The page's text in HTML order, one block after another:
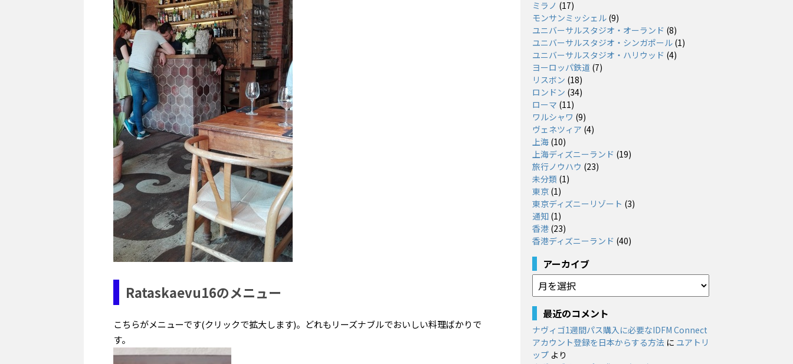
Rataskaevu16のメニュー
こちらがメニューです(クリックで拡大します)。どれもリーズナブルでおいしい料理ばかりで
す。
ミラノ (17)
モンサンミッシェル (9)
ユニバーサルスタジオ・オーランド (8)
ユニバーサルスタジオ・シンガポール (1)
ユニバーサルスタジオ・ハリウッド (4)
ヨーロッパ鉄道 (7)
リスボン (18)
ロンドン (34)
ローマ (11)
ワルシャワ (9)
ヴェネツィア (4)
上海 (10)
上海ディズニーランド (19)
旅行ノウハウ (23)
未分類 (1)
東京 (1)
東京ディズニーリゾート (3)
通知 (1)
香港 (23)
香港ディズニーランド (40)
アーカイブ
ア
ー
カ
イ
ブ
最近のコメント
ナヴィゴ1週間パス購入に必要なIDFM Connect
アカウント登録を日本からする方法 に ユアトリ
ップ より